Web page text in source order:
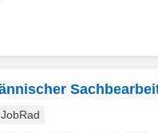
JobRad